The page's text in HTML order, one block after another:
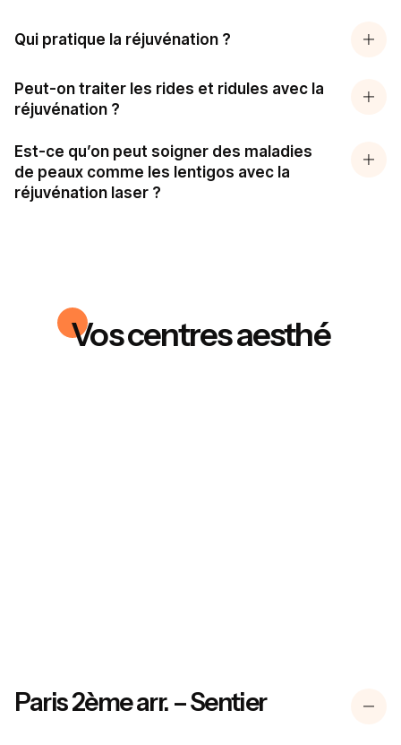
Qui pratique la réjuvénation ?
Peut-on traiter les rides et ridules avec la
réjuvénation ?
Est-ce qu’on peut soigner des maladies
de peaux comme les lentigos avec la
réjuvénation laser ?
Vos centres aesthé
Paris 2ème arr. – Sentier